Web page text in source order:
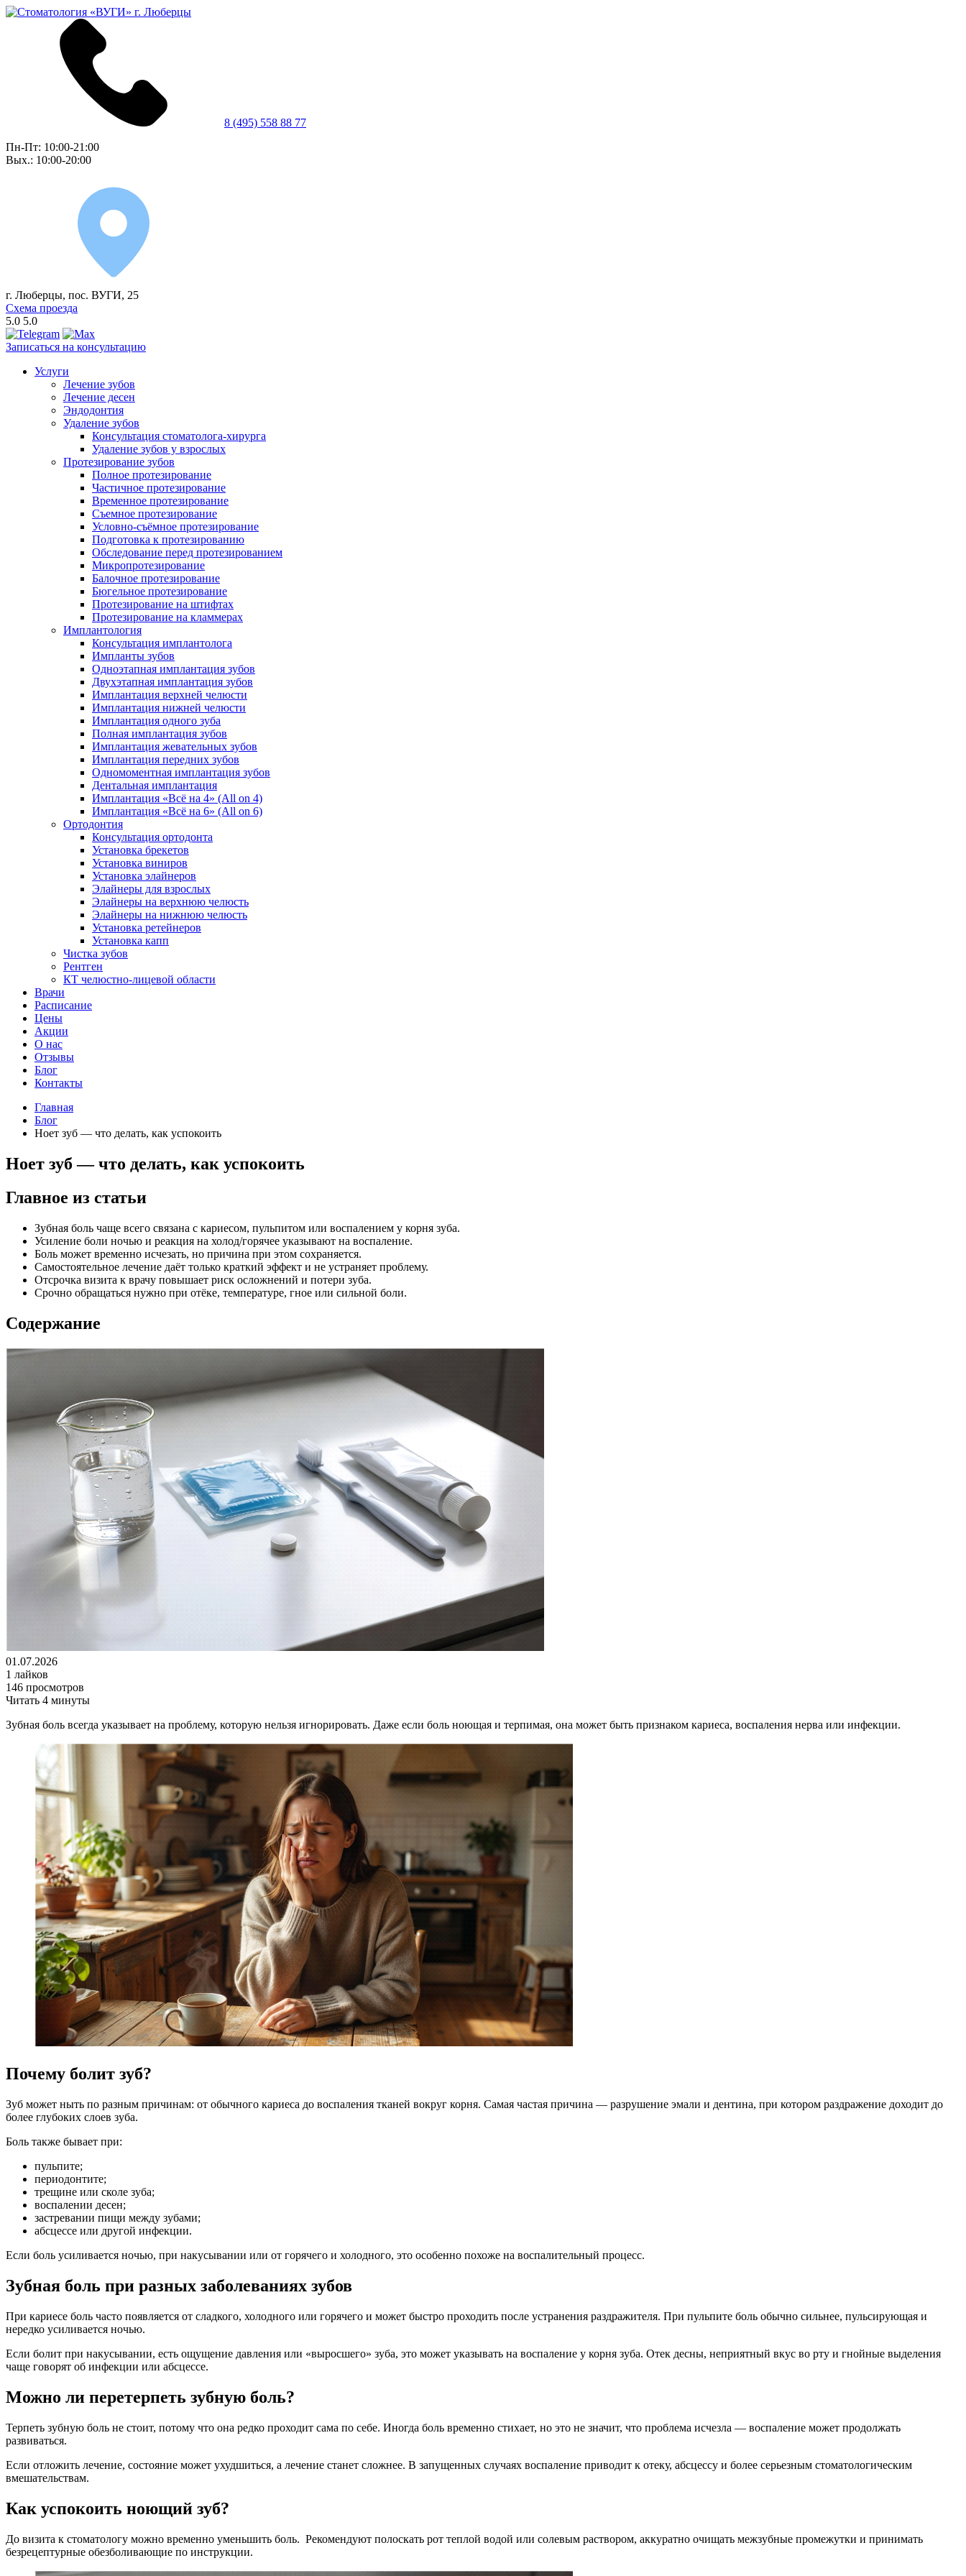
8 (495) 558 88 77
Пн-Пт: 10:00-21:00
Вых.: 10:00-20:00
г. Люберцы, пос. ВУГИ, 25
Схема проезда
5.0 5.0
Записаться на консультацию
Услуги
Лечение зубов
Лечение десен
Эндодонтия
Удаление зубов
Консультация стоматолога-хирурга
Удаление зубов у взрослых
Протезирование зубов
Полное протезирование
Частичное протезирование
Временное протезирование
Съемное протезирование
Условно-съёмное протезирование
Подготовка к протезированию
Обследование перед протезированием
Микропротезирование
Балочное протезирование
Бюгельное протезирование
Протезирование на штифтах
Протезирование на кламмерах
Имплантология
Консультация имплантолога
Импланты зубов
Одноэтапная имплантация зубов
Двухэтапная имплантация зубов
Имплантация верхней челюсти
Имплантация нижней челюсти
Имплантация одного зуба
Полная имплантация зубов
Имплантация жевательных зубов
Имплантация передних зубов
Одномоментная имплантация зубов
Дентальная имплантация
Имплантация «Всё на 4» (All on 4)
Имплантация «Всё на 6» (All on 6)
Ортодонтия
Консультация ортодонта
Установка брекетов
Установка виниров
Установка элайнеров
Элайнеры для взрослых
Элайнеры на верхнюю челюсть
Элайнеры на нижнюю челюсть
Установка ретейнеров
Установка капп
Чистка зубов
Рентген
КТ челюстно-лицевой области
Врачи
Расписание
Цены
Акции
О нас
Отзывы
Блог
Контакты
Главная
Блог
Ноет зуб — что делать, как успокоить
Ноет зуб — что делать, как успокоить
Главное из статьи
Зубная боль чаще всего связана с кариесом, пульпитом или воспалением у корня зуба.
Усиление боли ночью и реакция на холод/горячее указывают на воспаление.
Боль может временно исчезать, но причина при этом сохраняется.
Самостоятельное лечение даёт только краткий эффект и не устраняет проблему.
Отсрочка визита к врачу повышает риск осложнений и потери зуба.
Срочно обращаться нужно при отёке, температуре, гное или сильной боли.
Содержание
01.07.2026
1 лайков
146 просмотров
Читать 4 минуты
Зубная боль всегда указывает на проблему, которую нельзя игнорировать. Даже если боль ноющая и терпимая, она может быть признаком кариеса, воспаления нерва или инфекции.
Почему болит зуб?
Зуб может ныть по разным причинам: от обычного кариеса до воспаления тканей вокруг корня. Самая частая причина — разрушение эмали и дентина, при котором раздражение доходит до
более глубоких слоев зуба.
Боль также бывает при:
пульпите;
периодонтите;
трещине или сколе зуба;
воспалении десен;
застревании пищи между зубами;
абсцессе или другой инфекции.
Если боль усиливается ночью, при накусывании или от горячего и холодного, это особенно похоже на воспалительный процесс.
Зубная боль при разных заболеваниях зубов
При кариесе боль часто появляется от сладкого, холодного или горячего и может быстро проходить после устранения раздражителя. При пульпите боль обычно сильнее, пульсирующая и
нередко усиливается ночью.
Если болит при накусывании, есть ощущение давления или «выросшего» зуба, это может указывать на воспаление у корня зуба. Отек десны, неприятный вкус во рту и гнойные выделения
чаще говорят об инфекции или абсцессе.
Можно ли перетерпеть зубную боль?
Терпеть зубную боль не стоит, потому что она редко проходит сама по себе. Иногда боль временно стихает, но это не значит, что проблема исчезла — воспаление может продолжать
развиваться.
Если отложить лечение, состояние может ухудшиться, а лечение станет сложнее. В запущенных случаях воспаление приводит к отеку, абсцессу и более серьезным стоматологическим
вмешательствам.
Как успокоить ноющий зуб?
До визита к стоматологу можно временно уменьшить боль. Рекомендуют полоскать рот теплой водой или солевым раствором, аккуратно очищать межзубные промежутки и принимать
безрецептурные обезболивающие по инструкции.